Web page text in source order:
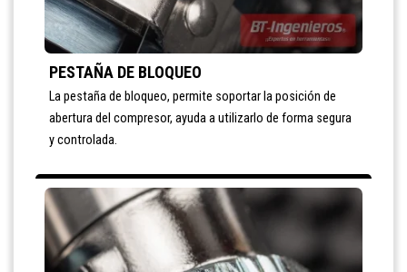
PESTAÑA DE BLOQUEO
La pestaña de bloqueo, permite soportar la posición de
abertura del compresor, ayuda a utilizarlo de forma segura
y controlada.